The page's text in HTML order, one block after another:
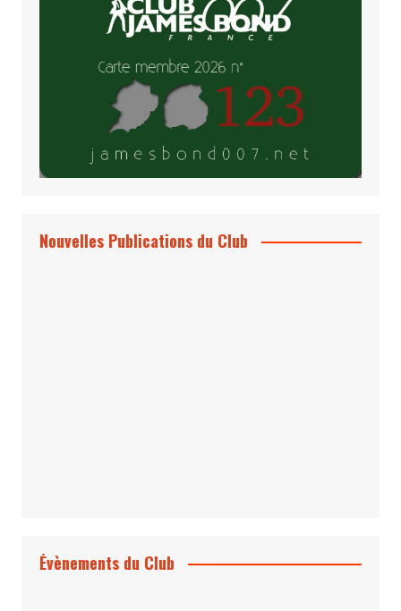
Nouvelles Publications du Club
Évènements du Club